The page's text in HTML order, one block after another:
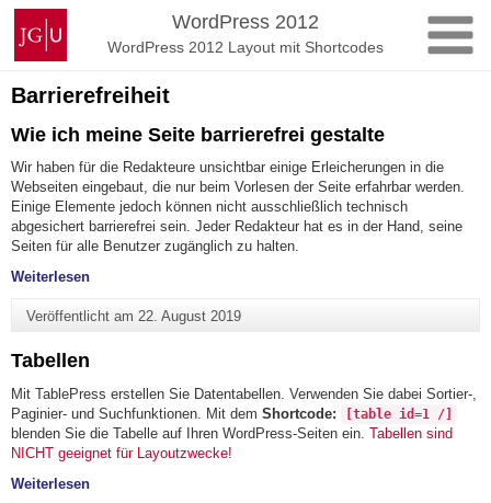
Zum
Inhalt
springen
Johannes
Gutenberg-
Universität
Mainz
WordPress 2012
WordPress 2012 Layout mit Shortcodes
Barrierefreiheit
Wie ich meine Seite barrierefrei gestalte
Wir haben für die Redakteure unsichtbar einige Erleicherungen in die
Webseiten eingebaut, die nur beim Vorlesen der Seite erfahrbar werden.
Einige Elemente jedoch können nicht ausschließlich technisch
abgesichert barrierefrei sein. Jeder Redakteur hat es in der Hand, seine
Seiten für alle Benutzer zugänglich zu halten.
Weiterlesen"Wie ich meine Seite barrierefrei gestalte"
Veröffentlicht am 22. August 2019
Tabellen
Mit TablePress erstellen Sie Datentabellen. Verwenden Sie dabei Sortier-,
Paginier- und Suchfunktionen. Mit dem Shortcode: [table id=1 /]
blenden Sie die Tabelle auf Ihren WordPress-Seiten ein. Tabellen sind
NICHT geeignet für Layoutzwecke!
Weiterlesen"Tabellen"